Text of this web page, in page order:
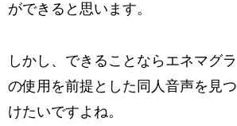
ができると思います。
しかし、できることならエネマグラ
の使用を前提とした 同人音声を見つ
けたいですよね。